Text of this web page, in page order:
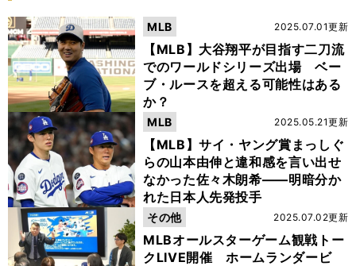
【MLB】大谷翔平が目指す二刀流
でのワールドシリーズ出場 ベー
ブ・ルースを超える可能性はある
か？
2025.07.01更新
MLB
【MLB】サイ・ヤング賞まっしぐ
らの山本由伸と違和感を言い出せ
なかった佐々木朗希――明暗分か
れた日本人先発投手
2025.05.21更新
MLB
MLBオールスターゲーム観戦トー
クLIVE開催 ホームランダービ
2025.07.02更新
その他